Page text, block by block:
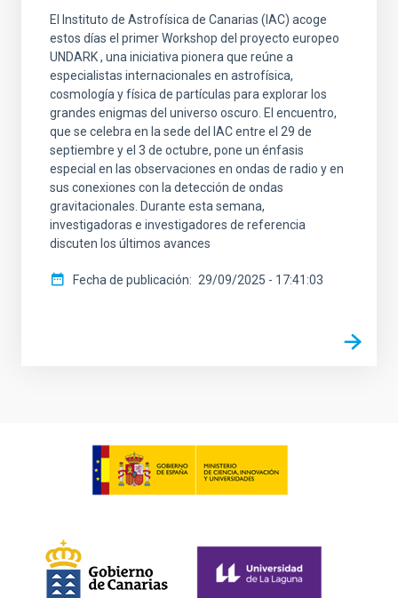
El Instituto de Astrofísica de Canarias (IAC) acoge
estos días el primer Workshop del proyecto europeo
UNDARK , una iniciativa pionera que reúne a
especialistas internacionales en astrofísica,
cosmología y física de partículas para explorar los
grandes enigmas del universo oscuro. El encuentro,
que se celebra en la sede del IAC entre el 29 de
septiembre y el 3 de octubre, pone un énfasis
especial en las observaciones en ondas de radio y en
sus conexiones con la detección de ondas
gravitacionales. Durante esta semana,
investigadoras e investigadores de referencia
discuten los últimos avances
Fecha de publicación 29/09/2025 - 17:41:03